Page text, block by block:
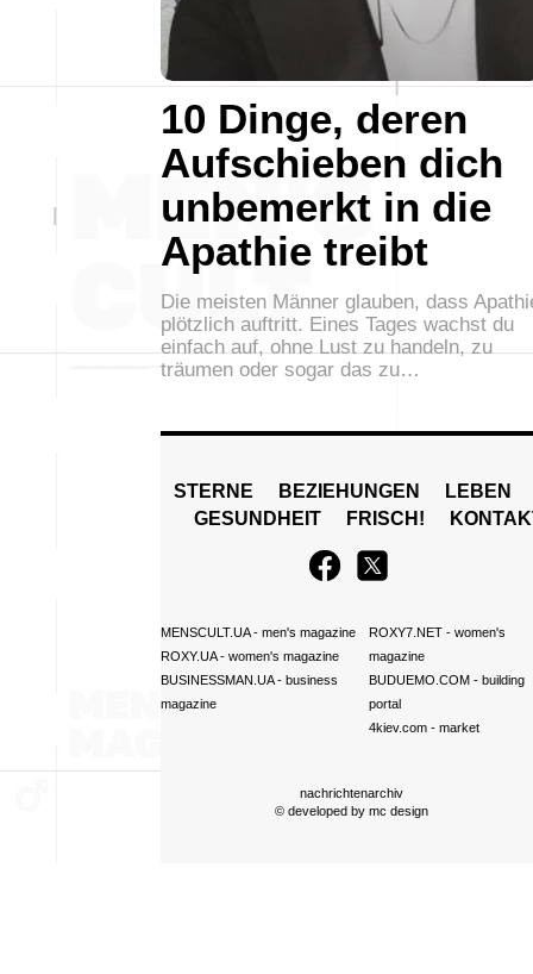
10 Dinge, deren
Aufschieben dich
unbemerkt in die
Apathie treibt
Die meisten Männer glauben, dass
plötzlich auftritt. Eines Tages wachst du
einfach auf, ohne Lust zu handeln, zu
träumen oder sogar das zu…
STERNE BEZIEHUNGEN
LEBEN
GESUNDHEIT
FRISCH!
MENSCULT.UA- men's magazine
ROXY.UA- women's magazine
BUSINESSMAN.UA- business
magazine
ROXY7.NET- women's
magazine
BUDUEMO.COM- building
portal
4kiev.com- market
nachrichtenarchiv
© developed by mc design